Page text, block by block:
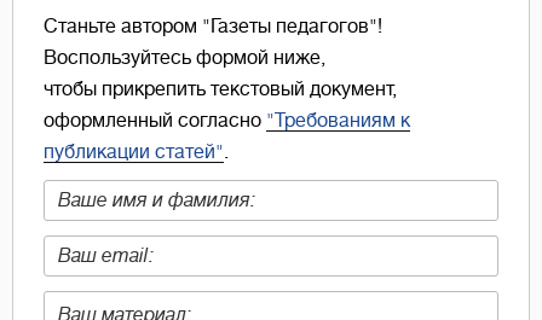
Станьте автором "Газеты педагогов"!
Воспользуйтесь формой ниже,
чтобы прикрепить текстовый документ,
оформленный согласно "Требованиям к
публикации статей".